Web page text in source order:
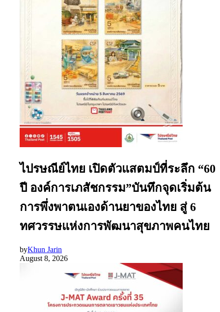
ไปรษณีย์ไทย เปิดตัวแสตมป์ที่ระลึก “60
ปี องค์การเภสัชกรรม”บันทึกจุดเริ่มต้น
การพึ่งพาตนเองด้านยาของไทย สู่ 6
ทศวรรษแห่งการพัฒนาสุขภาพคนไทย
byKhun Jarin
August 8, 2026